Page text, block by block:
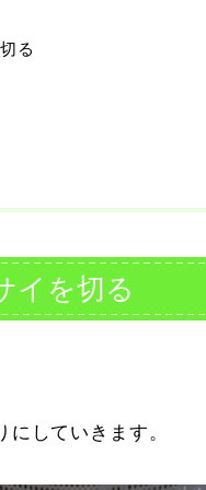
る
イを切る
していきます。